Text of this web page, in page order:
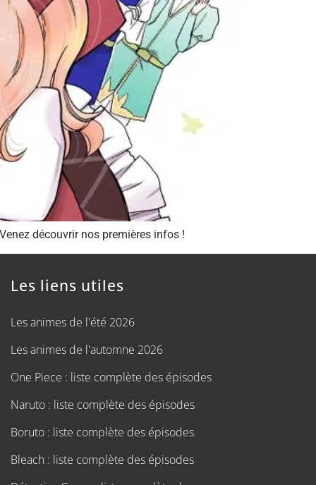
découvrir nos premières infos !
Les liens utiles
Les animes de l'été 2026
Les animes de l'automne 2026
One Piece : liste complète des épisodes
Naruto : liste complète des épisodes
Boruto : liste complète des épisodes
Bleach : liste complète des épisodes